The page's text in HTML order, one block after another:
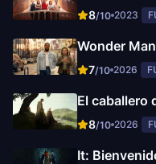
8/10 2023
Wonder Man
7/10 2026
El caballero
8/10 2026
It: